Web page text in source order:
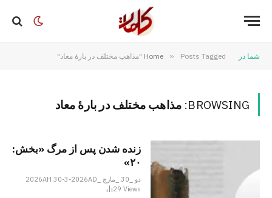
شما در Home » Posts Tagged "مذاهب مختلف در بارهٔ معاد"
BROWSING: مذاهب مختلف در بارهٔ معاد
زنده شدن پس از مرگ «بخش:
۲۰»
دو _30 _مارچ _2026AH 30-3-2026AD
29Views